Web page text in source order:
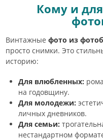
Кому и
Винтажные фото из
просто снимки. Это
историю:
Для влюбленных:
на годовщину.
Для молодежи:
личных дневников.
Для семьи:
нестандартном